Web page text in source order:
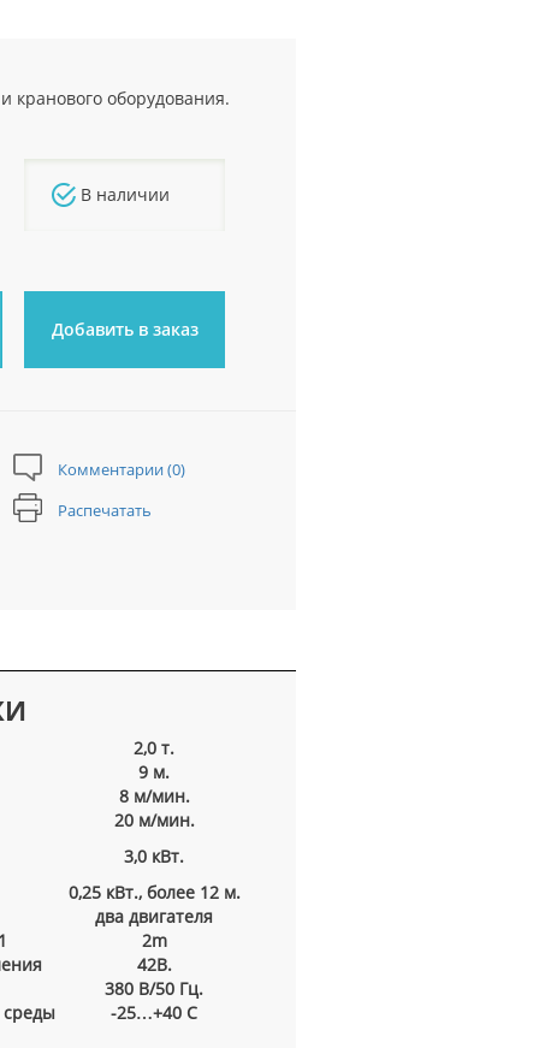
кранового оборудования.
В наличии
Добавить в заказ
Комментарии (0)
Распечатать
2,0 т.
9 м.
8 м/мин.
20 м/мин.
3,0 кВт.
0,25 кВт., более 12 м.
два двигателя
2m
42В.
380 В/50 Гц.
-25…+40 С